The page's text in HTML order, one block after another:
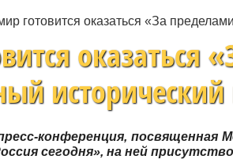
готовится оказаться «За
оказаться
исторический
конференция, посвященная
сегодня», на ней